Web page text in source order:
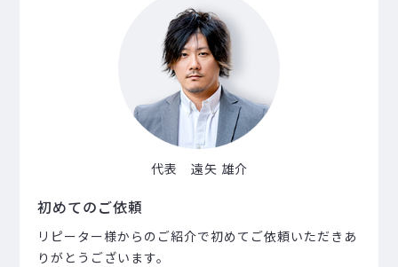
代表 遠矢 雄介
初めてのご依頼
リピーター様からのご紹介で初めてご依頼いただきあ
りがとうございます。